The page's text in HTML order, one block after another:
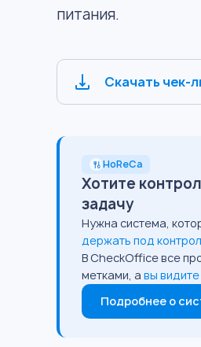
питания.
Скачать чек-
HoReCa
Хотите
задачу
Нужна система,
держать под
В CheckOffice все
метками, а вы
Подробнее о